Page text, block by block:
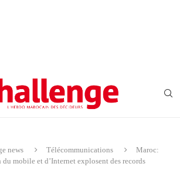
news Télécommunications
Maroc:
mobile et d’Internet explosent des records